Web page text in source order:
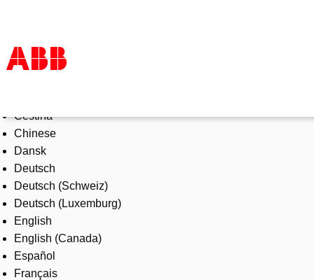
Products & Solutions
Industries
Services
About us
Where to buy
Contact us
Careers
Čeština
Chinese
Dansk
Deutsch
Deutsch (Schweiz)
Deutsch (Luxemburg)
English
English (Canada)
Español
Français